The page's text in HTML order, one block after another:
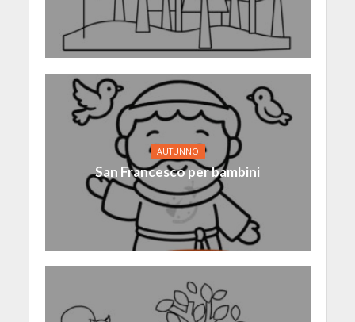
AUTUNNO
San Francesco per bambini